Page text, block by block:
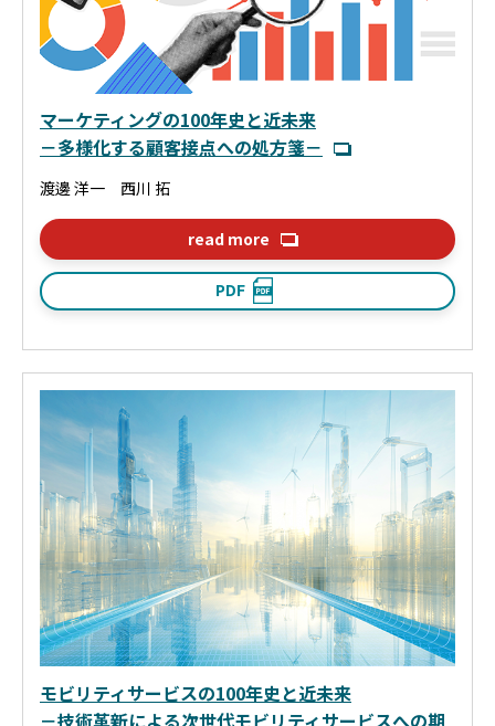
マーケティングの100年史と近未来
－多様化する顧客接点への処方箋－
渡邊 洋一 西川 拓
read more
PDF
モビリティサービスの100年史と近未来
－技術革新による次世代モビリティサービスへの期